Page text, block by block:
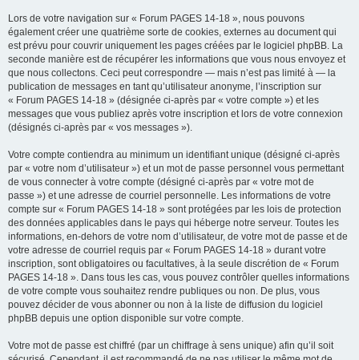
Lors de votre navigation sur « Forum PAGES 14-18 », nous pouvons
également créer une quatrième sorte de cookies, externes au document qui
est prévu pour couvrir uniquement les pages créées par le logiciel phpBB. La
seconde manière est de récupérer les informations que vous nous envoyez et
que nous collectons. Ceci peut correspondre — mais n’est pas limité à — la
publication de messages en tant qu’utilisateur anonyme, l’inscription sur
« Forum PAGES 14-18 » (désignée ci-après par « votre compte ») et les
messages que vous publiez après votre inscription et lors de votre connexion
(désignés ci-après par « vos messages »).
Votre compte contiendra au minimum un identifiant unique (désigné ci-après
par « votre nom d’utilisateur ») et un mot de passe personnel vous permettant
de vous connecter à votre compte (désigné ci-après par « votre mot de
passe ») et une adresse de courriel personnelle. Les informations de votre
compte sur « Forum PAGES 14-18 » sont protégées par les lois de protection
des données applicables dans le pays qui héberge notre serveur. Toutes les
informations, en-dehors de votre nom d’utilisateur, de votre mot de passe et de
votre adresse de courriel requis par « Forum PAGES 14-18 » durant votre
inscription, sont obligatoires ou facultatives, à la seule discrétion de « Forum
PAGES 14-18 ». Dans tous les cas, vous pouvez contrôler quelles informations
de votre compte vous souhaitez rendre publiques ou non. De plus, vous
pouvez décider de vous abonner ou non à la liste de diffusion du logiciel
phpBB depuis une option disponible sur votre compte.
Votre mot de passe est chiffré (par un chiffrage à sens unique) afin qu’il soit